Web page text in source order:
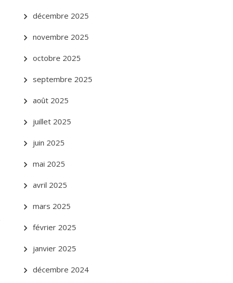
décembre 2025
novembre 2025
octobre 2025
septembre 2025
août 2025
juillet 2025
juin 2025
mai 2025
avril 2025
mars 2025
février 2025
janvier 2025
décembre 2024